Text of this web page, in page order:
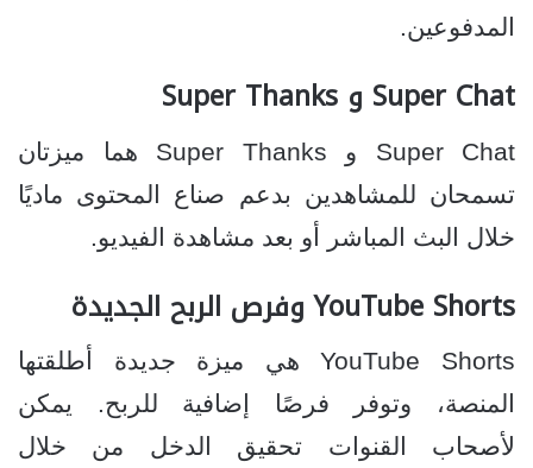
المدفوعين.
Super Chat و Super Thanks
Super Chat و Super Thanks هما ميزتان
تسمحان للمشاهدين بدعم صناع المحتوى ماديًا
خلال البث المباشر أو بعد مشاهدة الفيديو.
YouTube Shorts وفرص الربح الجديدة
YouTube Shorts هي ميزة جديدة أطلقتها
المنصة، وتوفر فرصًا إضافية للربح. يمكن
لأصحاب القنوات تحقيق الدخل من خلال